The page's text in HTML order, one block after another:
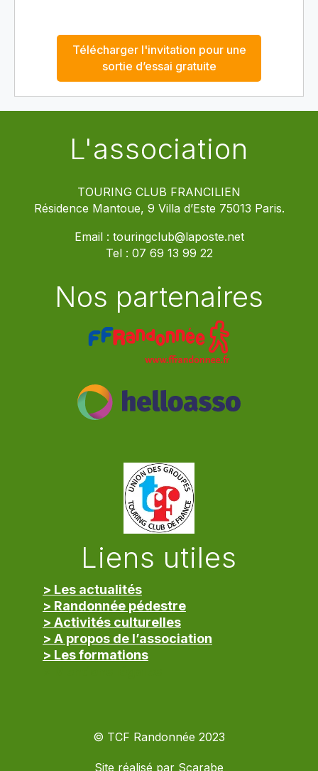
Télécharger l'invitation pour une
sortie d’essai gratuite
L'association
TOURING CLUB FRANCILIEN
Résidence Mantoue, 9 Villa d’Este 75013 Paris.
Email : touringclub@laposte.net
Tel : 07 69 13 99 22
Nos partenaires
Liens utiles
> Les actualités
> Randonnée pédestre
> Activités culturelles
> A propos de l’association
> Les formations
© TCF Randonnée 2023
Site réalisé par Scarabe